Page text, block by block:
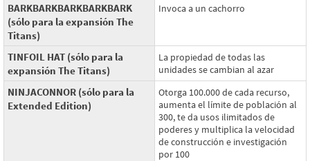
BARKBARKBARKBARKBARK
(sólo para la expansión The
Titans)
Invoca a un cachorro
TINFOIL HAT (sólo para la
expansión The Titans)
La propiedad de todas las
unidades se cambian al azar
NINJACONNOR (sólo para la
Extended Edition)
Otorga 100.000 de cada recurso,
aumenta el límite de población al
300, te da usos ilimitados de
poderes y multiplica la velocidad
de construcción e investigación
por 100